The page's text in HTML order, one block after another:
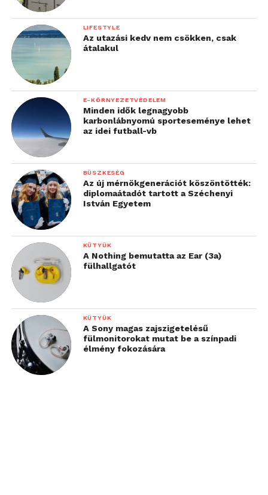
LIFESTYLE
Az utazási kedv nem csökken, csak
átalakul
E-KÖRNYEZETVÉDELEM
Minden idők legnagyobb
karbonlábnyomú sporteseménye lehet
az idei futball-vb
BÜSZKESÉG
Az új mérnökgenerációt köszöntötték:
diplomaátadót tartott a Széchenyi
István Egyetem
KÜTYÜK
A Nothing bemutatta az Ear (3a)
fülhallgatót
KÜTYÜK
A Sony magas zajszigetelésű
fülmonitorokat mutat be a színpadi
élmény fokozására